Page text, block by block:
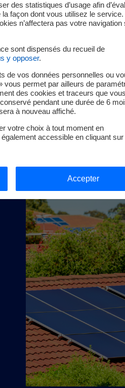
ma production
suite à un changement
des statistiques d’usage afin
façon dont vous utilisez le service.
n’affectera pas votre navigation
sont dispensés du recueil de
y opposer.
de vos données personnelles ou
permet par ailleurs de
des cookies et traceurs que vous
pendant une durée de 6
à nouveau affiché.
votre choix à tout moment en
également accessible en cliquant sur
Accepter